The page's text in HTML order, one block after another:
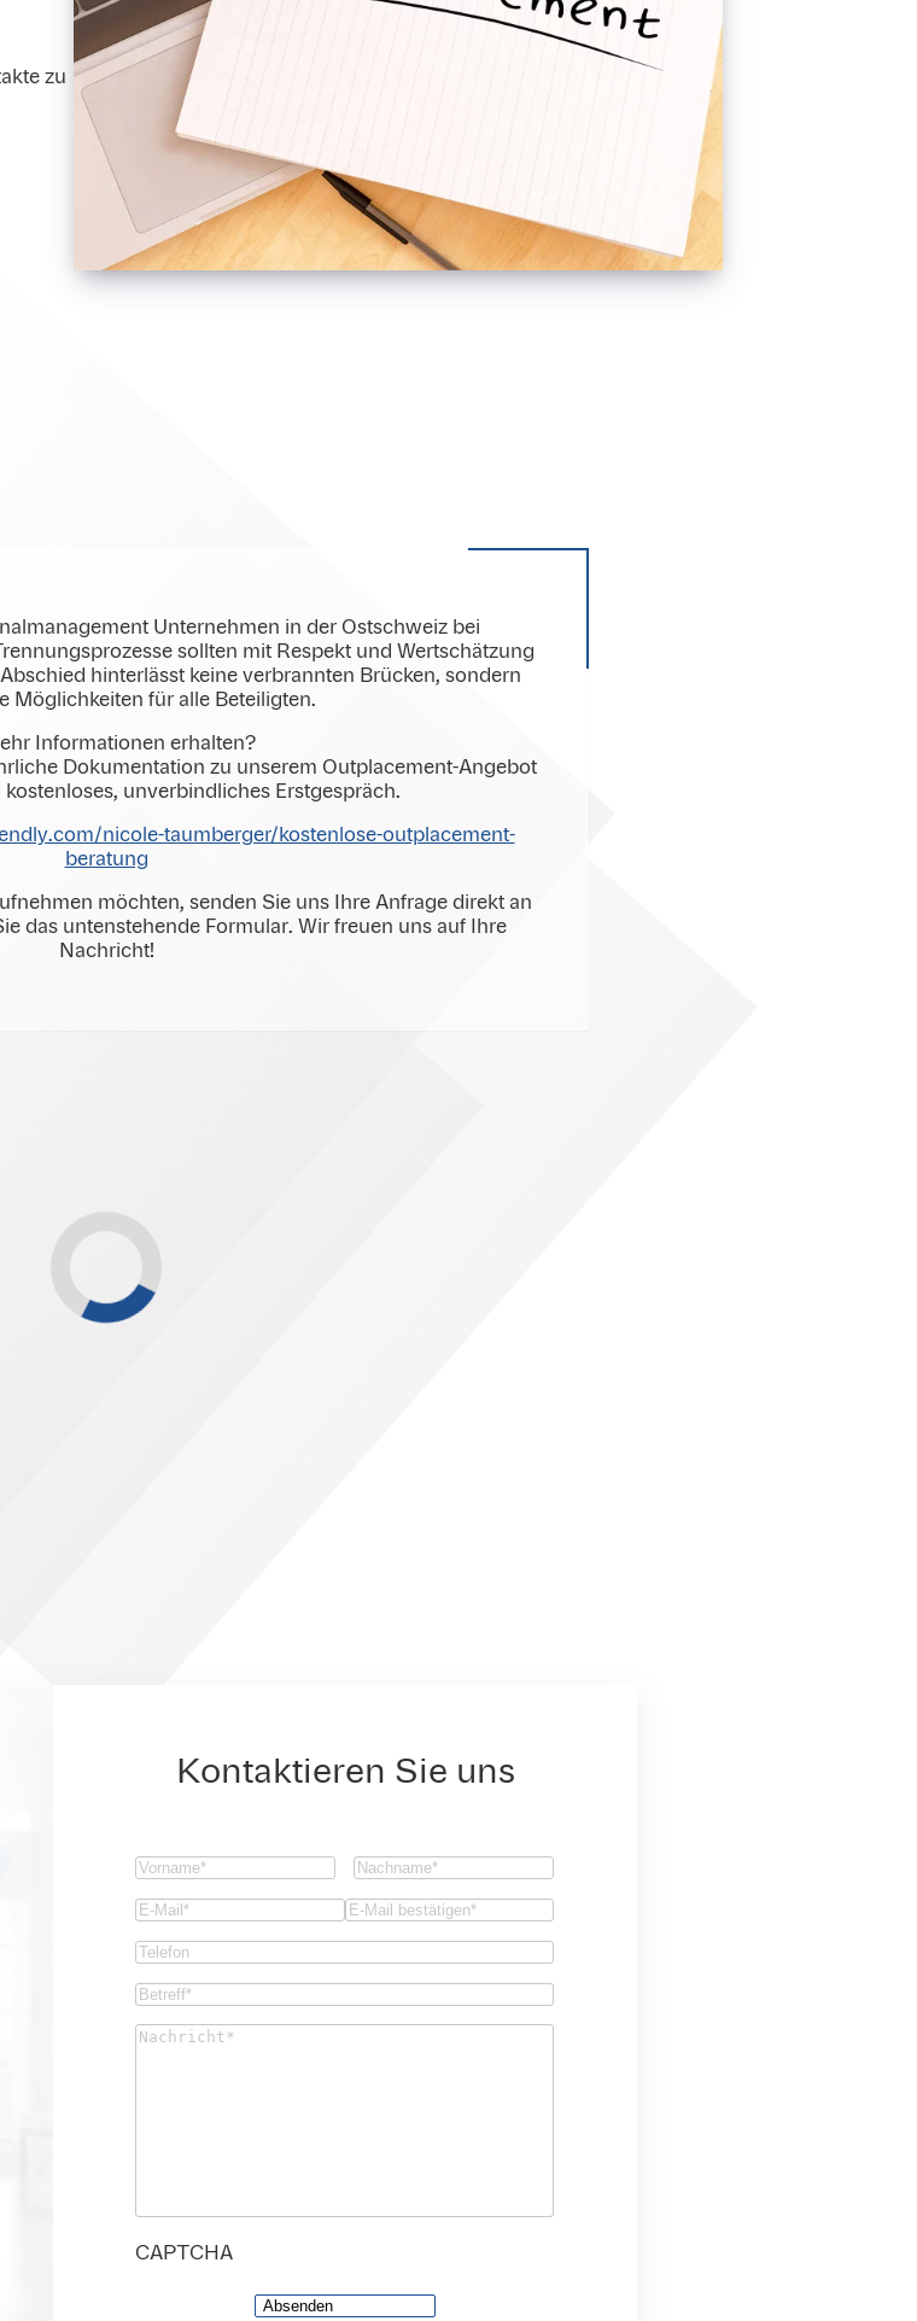
zu
Unternehmen in der Ostschweiz bei
sollten mit Respekt und Wertschätzung
hinterlässt keine verbrannten Brücken, sondern
Möglichkeiten für alle Beteiligten.
Informationen erhalten?
Dokumentation zu unserem Outplacement-Angebot
unverbindliches Erstgespräch.
nicole-taumberger/kostenlose-outplacement-
beratung
möchten, senden Sie uns Ihre Anfrage direkt an
das untenstehende Formular. Wir freuen uns auf Ihre
Nachricht!
Kontaktieren Sie uns
Vorname Nachname
Email(Required)
Phone
Betreff*
Untitled(Required)
CAPTCHA